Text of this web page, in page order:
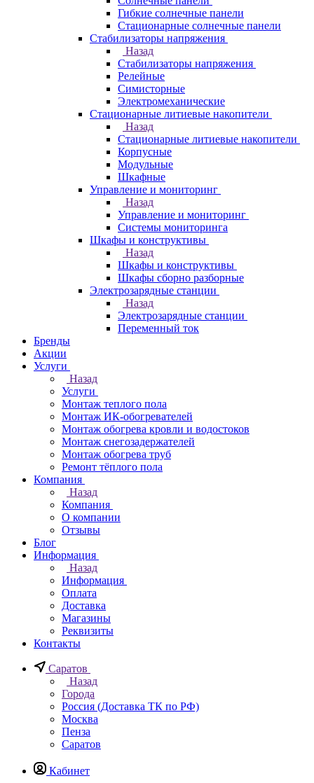
Гибкие солнечные панели
Стационарные солнечные панели
Стабилизаторы напряжения
Назад
Стабилизаторы напряжения
Релейные
Симисторные
Электромеханические
Стационарные литиевые накопители
Назад
Стационарные литиевые накопители
Корпусные
Модульные
Шкафные
Управление и мониторинг
Назад
Управление и мониторинг
Системы мониторинга
Шкафы и конструктивы
Назад
Шкафы и конструктивы
Шкафы сборно разборные
Электрозарядные станции
Назад
Электрозарядные станции
Переменный ток
Бренды
Акции
Услуги
Назад
Услуги
Монтаж теплого пола
Монтаж ИК-обогревателей
Монтаж обогрева кровли и водостоков
Монтаж снегозадержателей
Монтаж обогрева труб
Ремонт тёплого пола
Компания
Назад
Компания
О компании
Отзывы
Блог
Информация
Назад
Информация
Оплата
Доставка
Магазины
Реквизиты
Контакты
Саратов
Назад
Города
Россия (Доставка ТК по РФ)
Москва
Пенза
Саратов
Кабинет